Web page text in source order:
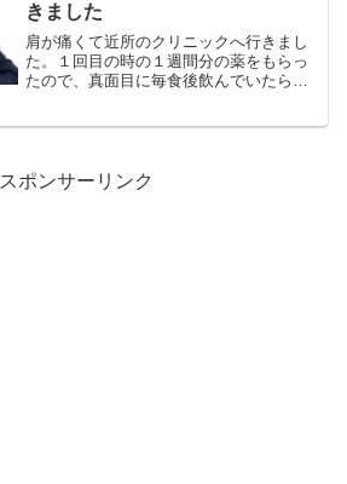
きました
肩が痛くて近所のクリニックへ行きまし
た。１回目の時の１週間分の薬をもらっ
たので、真面目に毎食後飲んでいたら肩
スポンサーリンク